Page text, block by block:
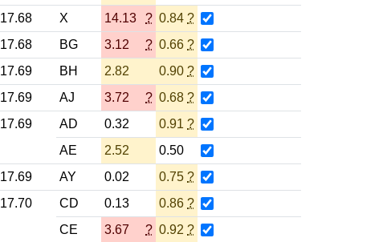
17.68 X 14.13 ? 0.84 ?
17.68 BG 3.12 ? 0.66 ?
17.69 BH 2.82 0.90 ?
17.69 AJ 3.72 ? 0.68 ?
17.69 AD 0.32 0.91 ?
AE
2.52
0.50
17.69 AY 0.02 0.75 ?
17.70 CD 0.13 0.86 ?
CE
3.67 ? 0.92 ?